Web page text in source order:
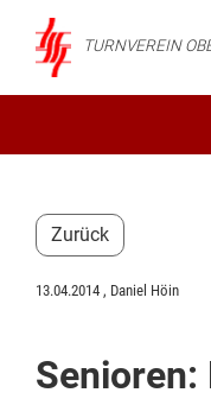
TURNVEREIN
Zurück
13.04.2014 , Daniel Höin
Senioren: